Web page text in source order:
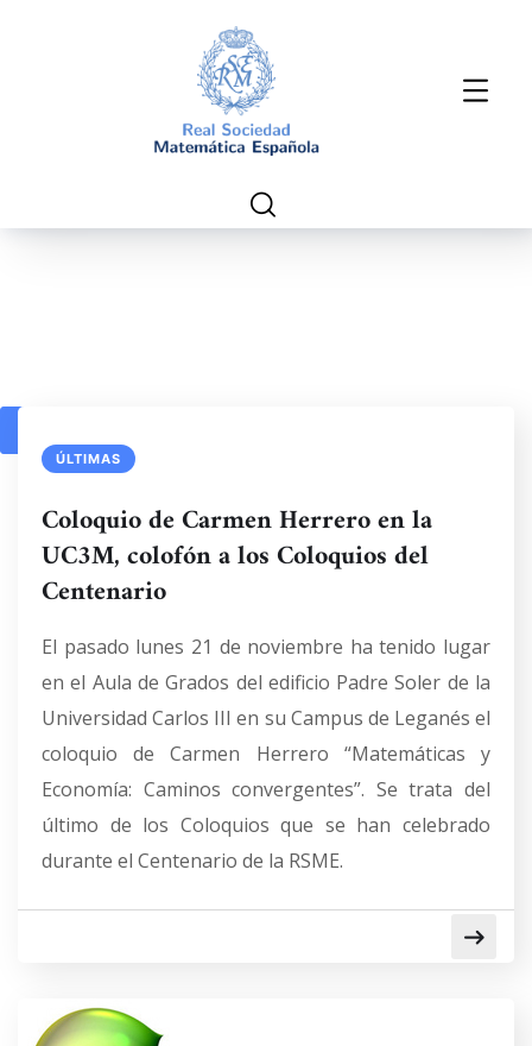
ÚLTIMAS
Coloquio de Carmen Herrero en la
UC3M, colofón a los Coloquios del
Centenario
El pasado lunes 21 de noviembre ha tenido lugar
en el Aula de Grados del edificio Padre Soler de la
Universidad Carlos III en su Campus de Leganés el
coloquio de Carmen Herrero “Matemáticas y
Economía: Caminos convergentes”. Se trata del
último de los Coloquios que se han celebrado
durante el Centenario de la RSME.